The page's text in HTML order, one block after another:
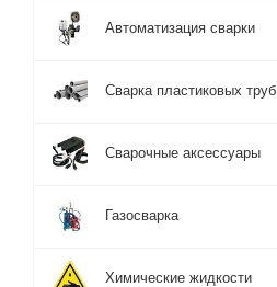
Автоматизация сварки
Сварка пластиковых труб
Сварочные аксессуары
Газосварка
Химические жидкости